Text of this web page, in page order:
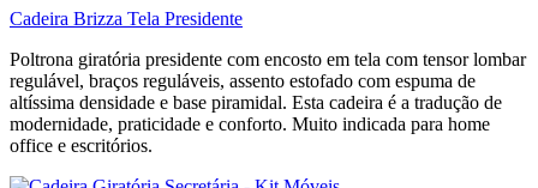
Cadeira Brizza Tela Presidente
Poltrona giratória presidente com encosto em tela com tensor lombar
regulável, braços reguláveis, assento estofado com espuma de
altíssima densidade e base piramidal. Esta cadeira é a tradução de
modernidade, praticidade e conforto. Muito indicada para home
office e escritórios.